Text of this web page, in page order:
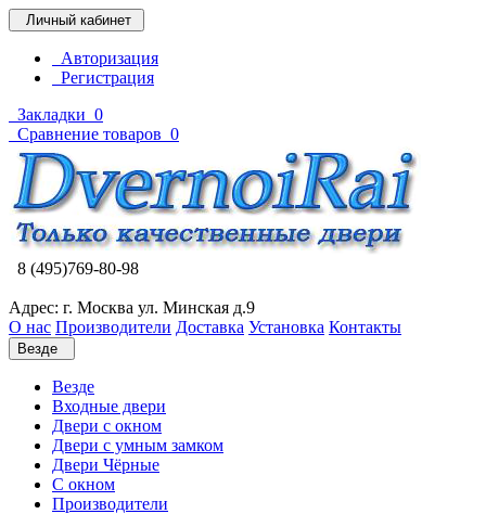
Личный кабинет
Авторизация
Регистрация
Закладки 0
Сравнение товаров 0
8 (495)769-80-98
Адрес: г. Москва ул. Минская д.9
О нас Производители Доставка Установка Контакты
Везде
Везде
Входные двери
Двери с окном
Двери с умным замком
Двери Чёрные
C окном
Производители